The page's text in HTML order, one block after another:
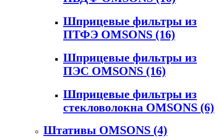
Шприцевые фильтры из
ПТФЭ OMSONS (16)
Шприцевые фильтры из
ПЭС OMSONS (16)
Шприцевые фильтры из
стекловолокна OMSONS (6)
Штативы OMSONS (4)